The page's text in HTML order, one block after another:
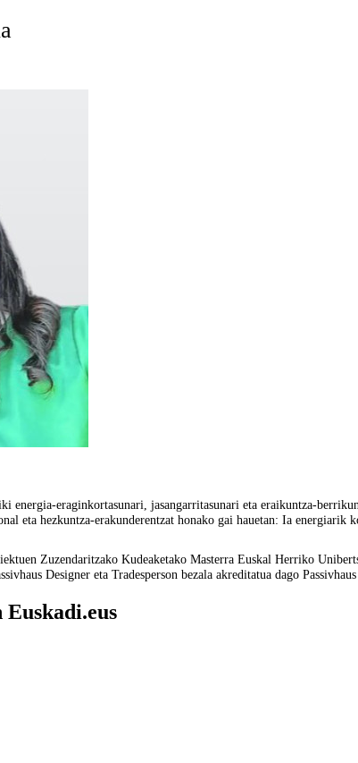
energia-eraginkortasunari, jasangarritasunari eta eraikuntza-
eta hezkuntza-erakunderentzat honako gai hauetan: Ia
Zuzendaritzako Kudeaketako Masterra Euskal Herriko
Designer eta Tradesperson bezala akreditatua dago
Euskadi.eus